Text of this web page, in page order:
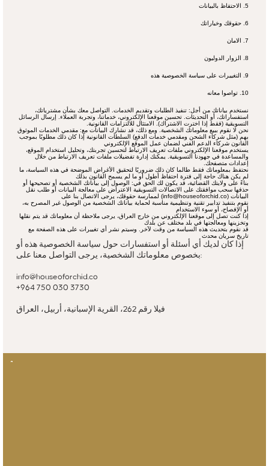
نستخدم بياناتك من أجل: تنفيذ الطلبات وتقديم الخدمات. التواصل معك بشأن مشترياتك،
استفساراتك، أو التحديثات. تحسين موقعنا الإلكتروني، خدماتنا، وتجربة العملاء. إرسال الرسائل
التسويقية (فقط إذا اخترت الاشتراك). الامتثال للالتزامات القانونية.
نحن لا نقوم ببيع معلوماتك الشخصية. ومع ذلك، قد نشارك البيانات مع: مقدمي الخدمات الموثوق
بهم (مثل شركاء الشحن ومقدمي خدمات الدفع) السلطات القانونية إذا كان ذلك مطلوبًا بموجب
القانون شركاء الدعم الفني لضمان عمل الموقع الإلكتروني
يستخدم موقعنا الإلكتروني ملفات تعريف الارتباط لتحسين تجربتك، وتحليل استخدام الموقع،
والمساعدة في جهودنا التسويقية. يمكنك إدارة تفضيلات ملفات تعريف الارتباط من خلال
إعدادات متصفحك.
​5. الاحتفاظ بالبيانات
نحتفظ بمعلوماتك فقط طالما كان ذلك ضروريًا لتحقيق الأغراض الموضحة في هذه السياسة، ما
لم يكن هناك حاجة إلى فترة احتفاظ أطول أو ما لم يسمح القانون بذلك
​6. حقوقك وخياراتك
بناءً على ولايتك القضائية، قد يكون لك الحق في: الوصول إلى بياناتك الشخصية أو تصحيحها أو
حذفها سحب موافقتك على الاتصالات التسويقية الاعتراض على معالجة البيانات أو طلب نقل
البيانات (info@houseoforchid.co) لممارسة حقوقك، يرجى الاتصال بنا على
​7. الامان
نقوم بتنفيذ تدابير تقنية وتنظيمية مناسبة لحماية بياناتك الشخصية من الوصول غير المصرح به،
أو الإفصاح، أو سوء الاستخدام
​8. الزوار الدوليون
إذا كنت تصل إلى موقعنا الإلكتروني من خارج العراق، يرجى ملاحظة أن معلوماتك قد يتم نقلها
وتخزينها ومعالجتها في بلد مختلف عن بلدك
​9. التغييرات على سياسة الخصوصية هذه
قد نقوم بتحديث هذه السياسة من وقت لآخر. وسيتم نشر أي تغييرات على هذه الصفحة مع
تاريخ سريان محدث
​10. تواصوا معانه
إذا كان لديك أي أسئلة أو استفسارات حول سياسة الخصوصية هذه أو
بخصوص معلوماتك الشخصية، يرجى التواصل معنا على:
info@houseoforchid.co
+964 750 030 3730
فيلا رقم 262، القرية الإسبانية، أربيل، العراق